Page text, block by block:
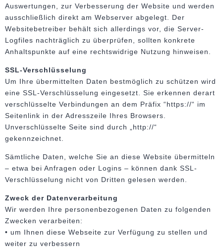
Auswertungen, zur Verbesserung der Website und werden
ausschließlich direkt am Webserver abgelegt. Der
Websitebetreiber behält sich allerdings vor, die Server-
Logfiles nachträglich zu überprüfen, sollten konkrete
Anhaltspunkte auf eine rechtswidrige Nutzung hinweisen.
SSL-Verschlüsselung
Um Ihre übermittelten Daten bestmöglich zu schützen wird
eine SSL-Verschlüsselung eingesetzt. Sie erkennen derart
verschlüsselte Verbindungen an dem Präfix “https://“ im
Seitenlink in der Adresszeile Ihres Browsers.
Unverschlüsselte Seite sind durch „http://“
gekennzeichnet.
Sämtliche Daten, welche Sie an diese Website übermitteln
– etwa bei Anfragen oder Logins – können dank SSL-
Verschlüsselung nicht von Dritten gelesen werden.
Zweck der Datenverarbeitung
Wir werden Ihre personenbezogenen Daten zu folgenden
Zwecken verarbeiten:
• um Ihnen diese Webseite zur Verfügung zu stellen und
weiter zu verbessern